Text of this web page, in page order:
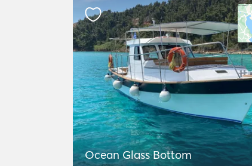
Ocean Glass Bottom